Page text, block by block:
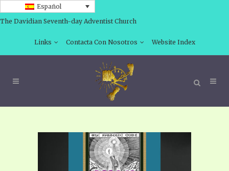
Español
The Davidian Seventh-day Adventist Church
Links Contacta Con Nosotros Website Index